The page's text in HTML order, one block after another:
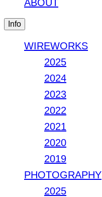
ABOUT
Info
WIREWORKS
2025
2024
2023
2022
2021
2020
2019
PHOTOGRAPHY
2025